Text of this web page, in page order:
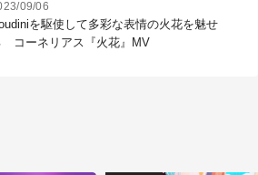
09/06
を駆使して多彩な表情の火花を魅せ
コーネリアス『火花』MV